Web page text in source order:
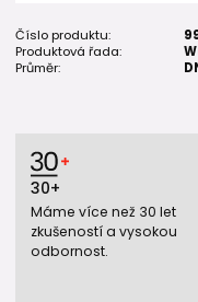
Číslo produktu:
Produktová řada:
Průměr:
30+
Máme více než 30 let
zkušeností a vysokou
odbornost.